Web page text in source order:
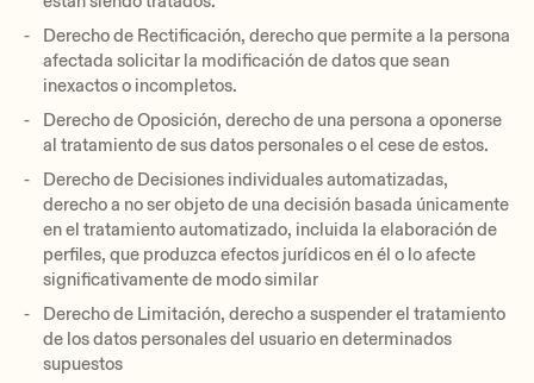
Derecho de Rectificación, derecho que permite a la persona
afectada solicitar la modificación de datos que sean
inexactos o incompletos.
Derecho de Oposición, derecho de una persona a oponerse
al tratamiento de sus datos personales o el cese de estos.
Derecho de Decisiones individuales automatizadas,
derecho a no ser objeto de una decisión basada únicamente
en el tratamiento automatizado, incluida la elaboración de
perfiles, que produzca efectos jurídicos en él o lo afecte
significativamente de modo similar
Derecho de Limitación, derecho a suspender el tratamiento
de los datos personales del usuario en determinados
supuestos